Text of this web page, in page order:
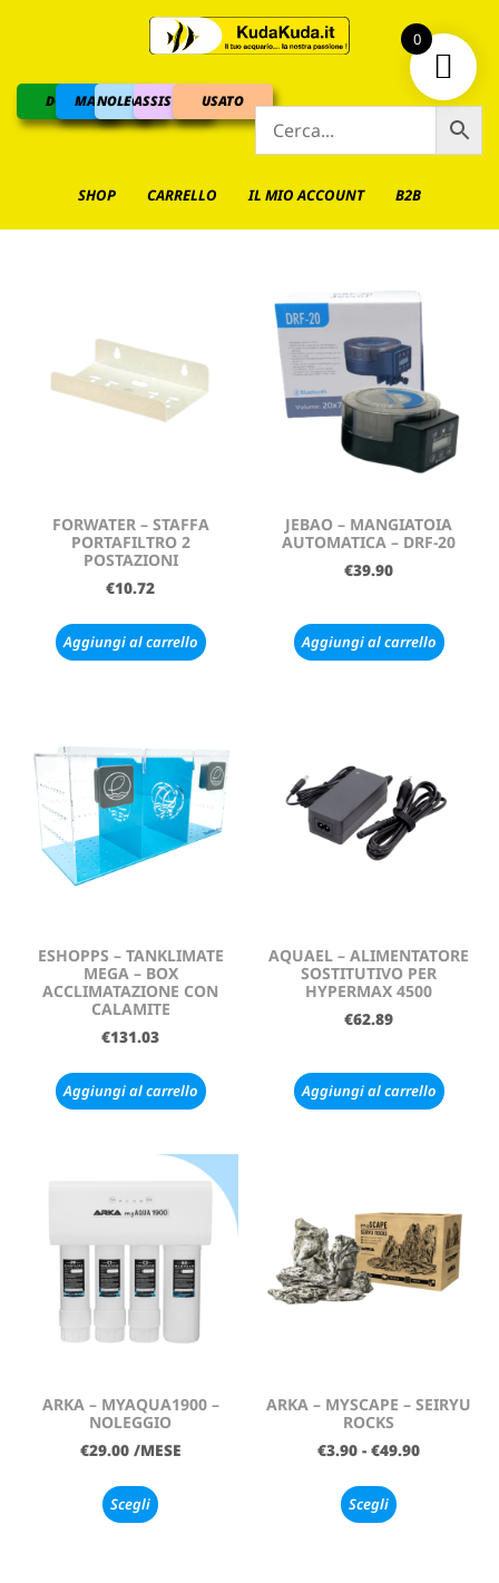
DOLCEMARINO
NOLEGGIOASSISTENZAUSATO
SHOP CARRELLO IL MIO ACCOUNT B2B
FORWATER – STAFFA
PORTAFILTRO 2
POSTAZIONI
€10.72
Aggiungi al carrello
JEBAO – MANGIATOIA
AUTOMATICA – DRF-20
€39.90
Aggiungi al carrello
ESHOPPS – TANKLIMATE
MEGA – BOX
ACCLIMATAZIONE CON
CALAMITE
€131.03
Aggiungi al carrello
AQUAEL – ALIMENTATORE
SOSTITUTIVO PER
HYPERMAX 4500
€62.89
Aggiungi al carrello
ARKA – MYAQUA1900 –
NOLEGGIO
€29.00 /MESE
Scegli
ARKA – MYSCAPE – SEIRYU
ROCKS
€3.90 - €49.90
Scegli
0